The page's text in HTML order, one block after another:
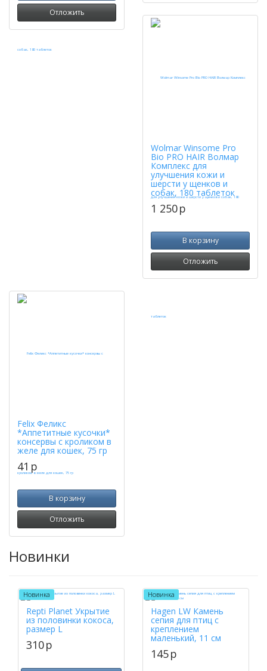
Отложить
Wolmar Winsome Pro
Bio PRO HAIR Волмар
Комплекс для
улучшения кожи и
шерсти у щенков и
собак, 180 таблеток
1 250p
В корзину
Отложить
Felix Феликс
*Аппетитные кусочки*
консервы с кроликом в
желе для кошек, 75 гр
41 p
В корзину
Отложить
Новинки
Новинка
Repti Planet Укрытие
из половинки кокоса,
размер L
310p
Новинка
Hagen LW Камень
сепия для птиц с
креплением
маленький, 11 см
145p